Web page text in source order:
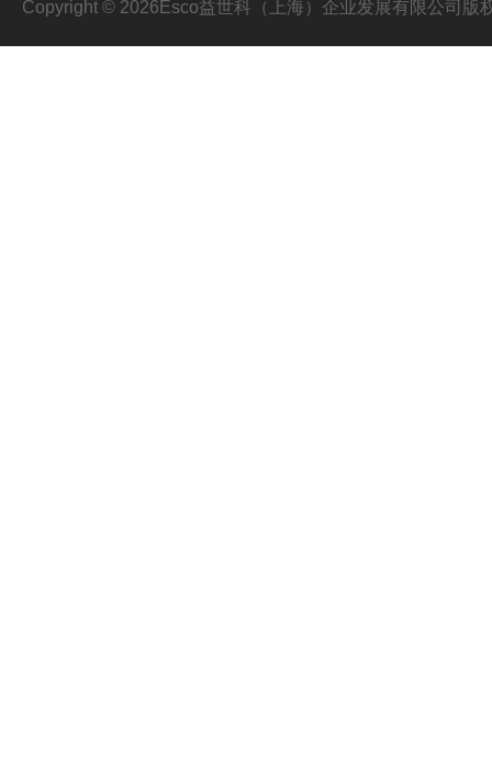
Copyright © 2026Esco益世科（上海）企业发展有限公司